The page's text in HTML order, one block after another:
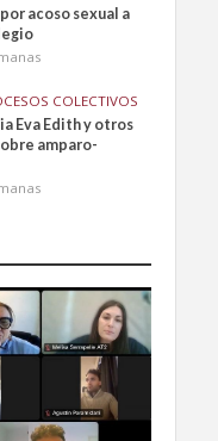
acoso sexual a
COLECTIVOS
Eva Edith y otros
amparo-